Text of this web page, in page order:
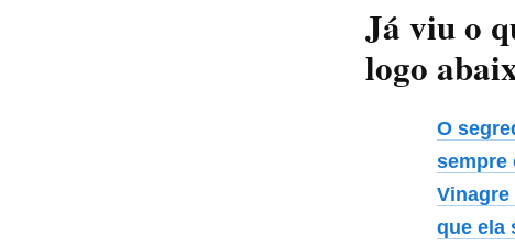
Já viu o
logo
O
sempre
que ela